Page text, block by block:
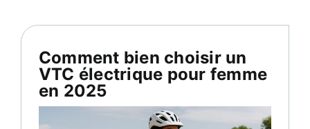
Comment bien choisir un
VTC électrique pour femme
en 2025